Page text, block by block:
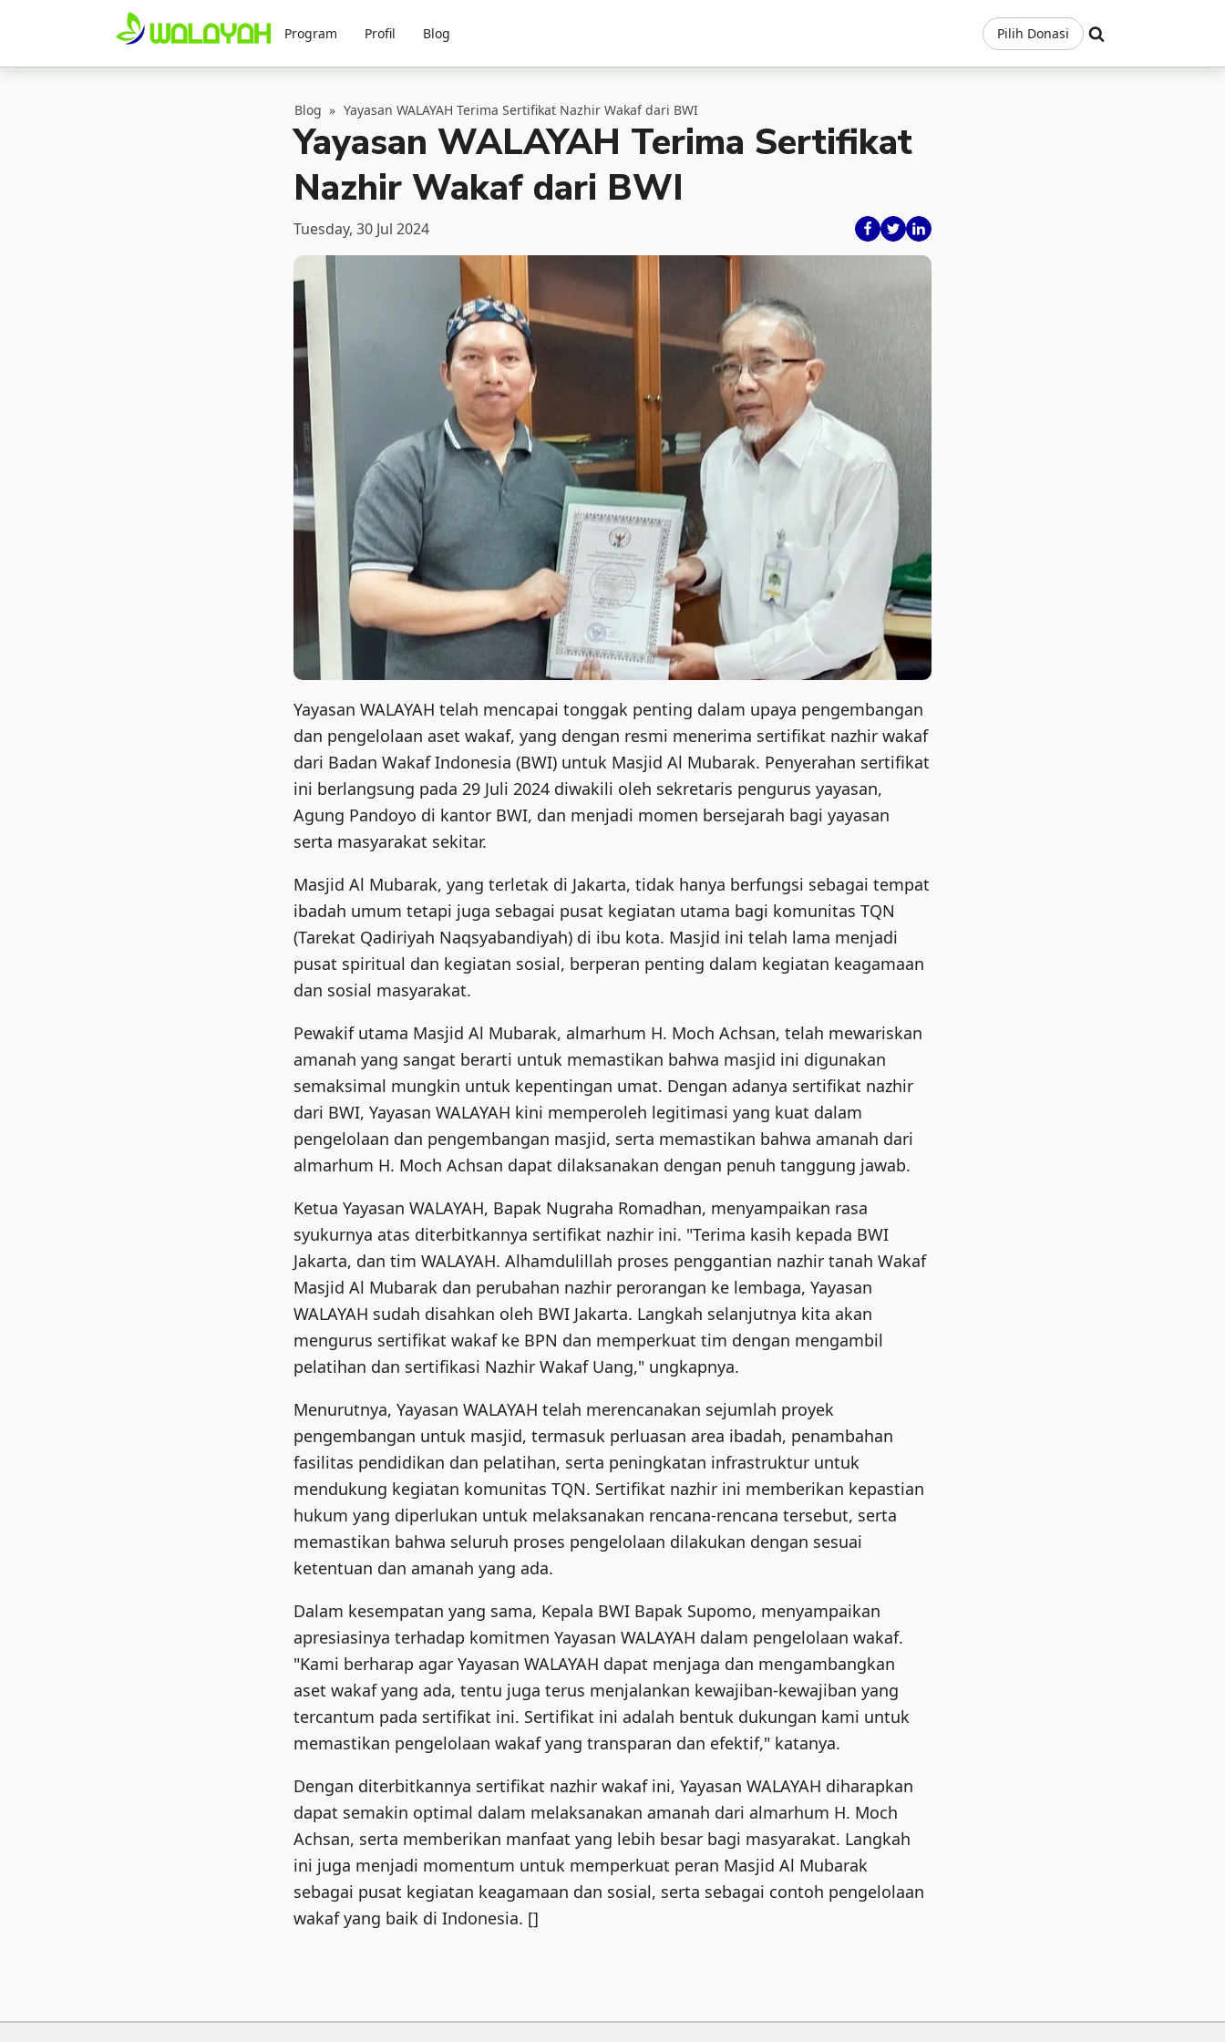
Program Profil Blog Pilih Donasi
Blog » Yayasan WALAYAH Terima Sertifikat Nazhir Wakaf dari BWI
Yayasan WALAYAH Terima Sertifikat
Nazhir Wakaf dari BWI
Tuesday, 30 Jul 2024
Yayasan WALAYAH telah mencapai tonggak penting dalam upaya pengembangan
dan pengelolaan aset wakaf, yang dengan resmi menerima sertifikat nazhir wakaf
dari Badan Wakaf Indonesia (BWI) untuk Masjid Al Mubarak. Penyerahan sertifikat
ini berlangsung pada 29 Juli 2024 diwakili oleh sekretaris pengurus yayasan,
Agung Pandoyo di kantor BWI, dan menjadi momen bersejarah bagi yayasan
serta masyarakat sekitar.
Masjid Al Mubarak, yang terletak di Jakarta, tidak hanya berfungsi sebagai tempat
ibadah umum tetapi juga sebagai pusat kegiatan utama bagi komunitas TQN
(Tarekat Qadiriyah Naqsyabandiyah) di ibu kota. Masjid ini telah lama menjadi
pusat spiritual dan kegiatan sosial, berperan penting dalam kegiatan keagamaan
dan sosial masyarakat.
Pewakif utama Masjid Al Mubarak, almarhum H. Moch Achsan, telah mewariskan
amanah yang sangat berarti untuk memastikan bahwa masjid ini digunakan
semaksimal mungkin untuk kepentingan umat. Dengan adanya sertifikat nazhir
dari BWI, Yayasan WALAYAH kini memperoleh legitimasi yang kuat dalam
pengelolaan dan pengembangan masjid, serta memastikan bahwa amanah dari
almarhum H. Moch Achsan dapat dilaksanakan dengan penuh tanggung jawab.
Ketua Yayasan WALAYAH, Bapak Nugraha Romadhan, menyampaikan rasa
syukurnya atas diterbitkannya sertifikat nazhir ini. "Terima kasih kepada BWI
Jakarta, dan tim WALAYAH. Alhamdulillah proses penggantian nazhir tanah Wakaf
Masjid Al Mubarak dan perubahan nazhir perorangan ke lembaga, Yayasan
WALAYAH sudah disahkan oleh BWI Jakarta. Langkah selanjutnya kita akan
mengurus sertifikat wakaf ke BPN dan memperkuat tim dengan mengambil
pelatihan dan sertifikasi Nazhir Wakaf Uang," ungkapnya.
Menurutnya, Yayasan WALAYAH telah merencanakan sejumlah proyek
pengembangan untuk masjid, termasuk perluasan area ibadah, penambahan
fasilitas pendidikan dan pelatihan, serta peningkatan infrastruktur untuk
mendukung kegiatan komunitas TQN. Sertifikat nazhir ini memberikan kepastian
hukum yang diperlukan untuk melaksanakan rencana-rencana tersebut, serta
memastikan bahwa seluruh proses pengelolaan dilakukan dengan sesuai
ketentuan dan amanah yang ada.
Dalam kesempatan yang sama, Kepala BWI Bapak Supomo, menyampaikan
apresiasinya terhadap komitmen Yayasan WALAYAH dalam pengelolaan wakaf.
"Kami berharap agar Yayasan WALAYAH dapat menjaga dan mengambangkan
aset wakaf yang ada, tentu juga terus menjalankan kewajiban-kewajiban yang
tercantum pada sertifikat ini. Sertifikat ini adalah bentuk dukungan kami untuk
memastikan pengelolaan wakaf yang transparan dan efektif," katanya.
Dengan diterbitkannya sertifikat nazhir wakaf ini, Yayasan WALAYAH diharapkan
dapat semakin optimal dalam melaksanakan amanah dari almarhum H. Moch
Achsan, serta memberikan manfaat yang lebih besar bagi masyarakat. Langkah
ini juga menjadi momentum untuk memperkuat peran Masjid Al Mubarak
sebagai pusat kegiatan keagamaan dan sosial, serta sebagai contoh pengelolaan
wakaf yang baik di Indonesia. []